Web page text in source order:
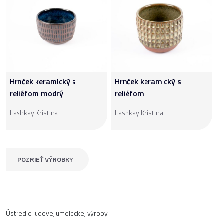
Hrnček keramický s
reliéfom modrý
Lashkay Kristina
Hrnček keramický s
reliéfom
Lashkay Kristina
POZRIEŤ VÝROBKY
Ústredie ľudovej umeleckej výroby